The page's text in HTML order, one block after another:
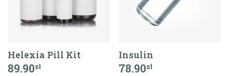
Helexia Pill Kit
89.90zł
Insulin
78.90zł